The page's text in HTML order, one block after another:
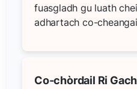
fuasgladh gu luath
adhartach co-
Co-chòrdail Ri